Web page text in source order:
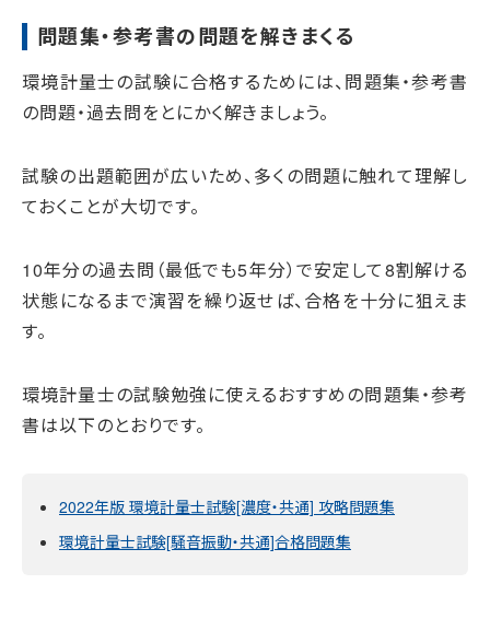
問題集・参考書の問題を解きまくる
環境計量士の試験に合格するためには、問題集・参考書
の問題・過去問をとにかく解きましょう。
試験の出題範囲が広いため、多くの問題に触れて理解し
ておくことが大切です。
10年分の過去問（最低でも5年分）で安定して8割解ける
状態になるまで演習を繰り返せば、合格を十分に狙えま
す。
環境計量士の試験勉強に使えるおすすめの問題集・参考
書は以下のとおりです。
2022年版 環境計量士試験[濃度・共通] 攻略問題集
環境計量士試験[騒音振動・共通]合格問題集